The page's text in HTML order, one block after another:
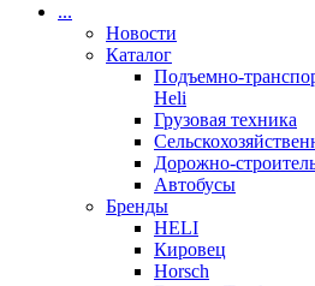
...
Новости
Каталог
Подъемно-
Heli
Грузовая техника
Дорожно-
Автобусы
Бренды
HELI
Кировец
Horsch